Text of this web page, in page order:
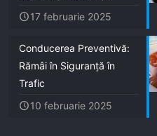
17 februarie 2025
Conducerea Preventivă:
Rămâi în Siguranță în
Trafic
10 februarie 2025